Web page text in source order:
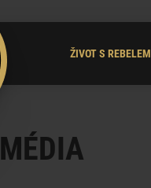
ŽIVOT S REBELEM